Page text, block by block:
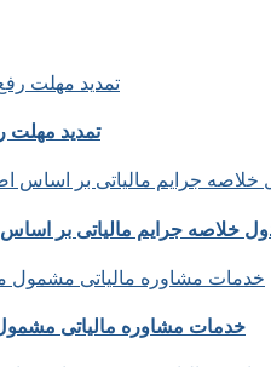
تمدید مهلت
خلاصه جرایم مالیاتی بر اساس
خدمات مشاوره مالیاتی